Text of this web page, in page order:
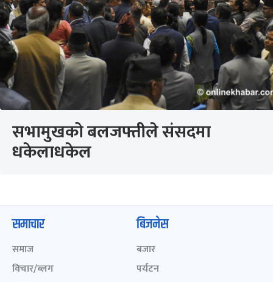
सभामुखको बलजफ्तीले संसदमा
धकेलाधकेल
समाचार
समाज
विचार/ब्लग
बिजनेस
बजार
पर्यटन